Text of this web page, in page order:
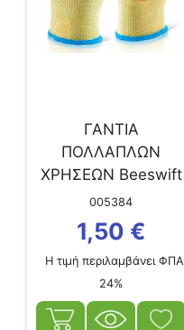
ΓΑΝΤΙΑ
ΠΟΛΛΑΠΛΩΝ
ΧΡΗΣΕΩΝ Beeswift
ΛΑΤΕΞ ΠΟΡΤΟΚΑΛΙ
S
005384
1,50 €
Η τιμή περιλαμβάνει ΦΠΑ
24%